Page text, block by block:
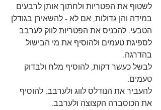
לשטוף את הפטריות ולחתוך אותן לרבעים
במידה והן גדולות, אם לא - להשאירן בגודלן
הטבעי. להכניס את הפטריות לווק לערבב
לספיגת טעמים ולהוסיף את מי הבישול
בהדרגה.
לבשל כעשר דקות, להוסיף מלח ולבדוק
טעמים.
להעביר את הנודלס לווג ולערבב, להוסיף
את הכוסברה הקצוצה ולערבב.